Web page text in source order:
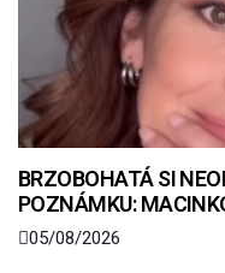
BRZOBOHATÁ SI
POZNÁMKU:
05/08/2026